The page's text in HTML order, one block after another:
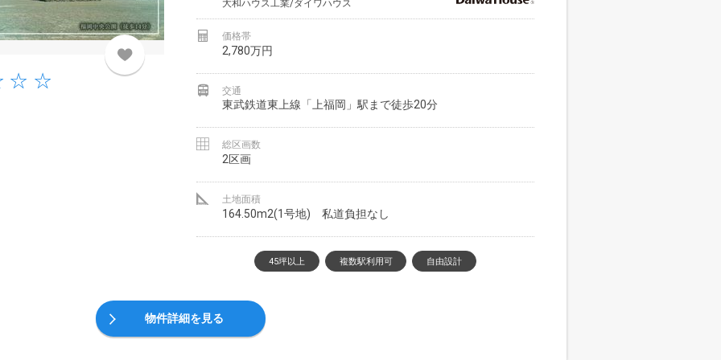
大和ハウス工業/ダイワハウス
価格帯
2,780万円
交通
東武鉄道東上線「上福岡」駅まで徒歩20分
総区画数
2区画
土地面積
164.50m2(1号地) 私道負担なし
45坪以上 複数駅利用可 自由設計
物件詳細を見る